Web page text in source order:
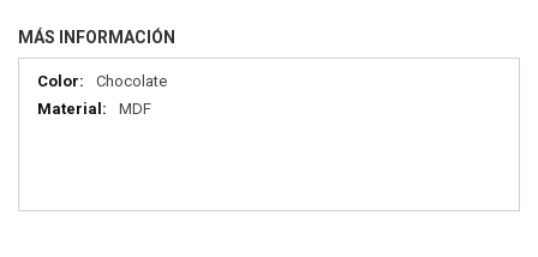
MÁS INFORMACIÓN
Más
información
Chocolate
MDF